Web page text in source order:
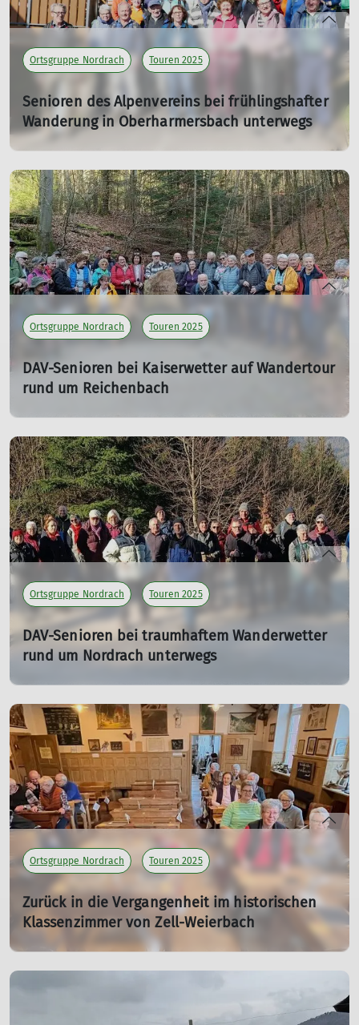
Ortsgruppe Nordrach Touren 2025
Senioren des Alpenvereins bei frühlingshafter
Wanderung in Oberharmersbach unterwegs
mehr erfahren
Ortsgruppe Nordrach Touren 2025
DAV-Senioren bei Kaiserwetter auf Wandertour
rund um Reichenbach
05.03.2025
mehr erfahren
Ortsgruppe Nordrach Touren 2025
DAV-Senioren bei traumhaftem Wanderwetter
rund um Nordrach unterwegs
mehr erfahren
Ortsgruppe Nordrach Touren 2025
Zurück in die Vergangenheit im historischen
Klassenzimmer von Zell-Weierbach
Ein Schulbesuch wie vor hundert Jahren – Senioren